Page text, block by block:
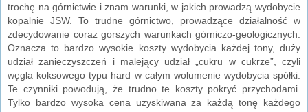
trochę na górnictwie i znam warunki, w jakich prowadzą wydobycie
kopalnie JSW. To trudne górnictwo, prowadzące działalność w
zdecydowanie coraz gorszych warunkach górniczo-geologicznych.
Oznacza to bardzo wysokie koszty wydobycia każdej tony, duży
udział zanieczyszczeń i malejący udział „cukru w cukrze”, czyli
węgla koksowego typu hard w całym wolumenie wydobycia spółki.
Te czynniki powodują, że trudno te koszty pokryć przychodami.
Tylko bardzo wysoka cena uzyskiwana za każdą tonę każdego